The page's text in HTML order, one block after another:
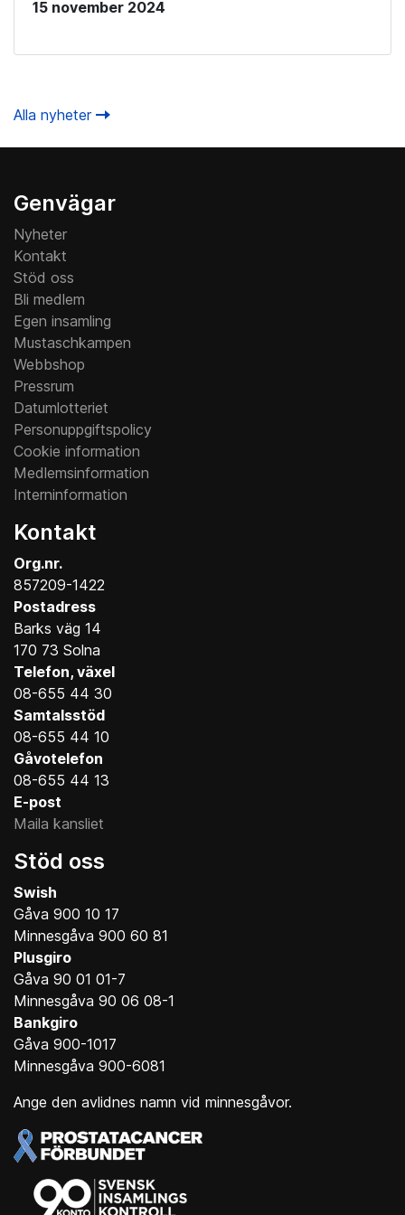
15 november 2024
Alla nyheter
Genvägar
Nyheter
Kontakt
Stöd oss
Bli medlem
Egen insamling
Mustaschkampen
Webbshop
Pressrum
Datumlotteriet
Personuppgiftspolicy
Cookie information
Medlemsinformation
Interninformation
Kontakt
Org.nr.
857209-1422
Postadress
Barks väg 14
170 73 Solna
Telefon, växel
08-655 44 30
Samtalsstöd
08-655 44 10
Gåvotelefon
08-655 44 13
E-post
Maila kansliet
Stöd oss
Swish
Gåva 900 10 17
Minnesgåva 900 60 81
Plusgiro
Gåva 90 01 01-7
Minnesgåva 90 06 08-1
Bankgiro
Gåva 900-1017
Minnesgåva 900-6081
Ange den avlidnes namn vid minnesgåvor.